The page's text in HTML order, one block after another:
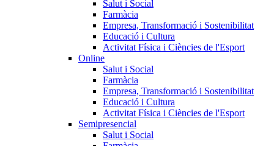
Salut i Social
Farmàcia
Empresa, Transformació i Sostenibilitat
Educació i Cultura
Activitat Física i Ciències de l'Esport
Online
Salut i Social
Farmàcia
Empresa, Transformació i Sostenibilitat
Educació i Cultura
Activitat Física i Ciències de l'Esport
Semipresencial
Salut i Social